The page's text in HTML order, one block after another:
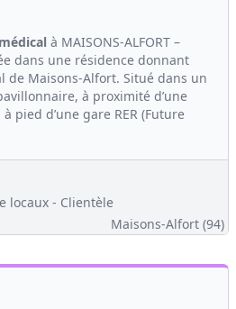
à MAISONS-ALFORT –
dans une résidence donnant
de Maisons-Alfort. Situé dans un
à proximité d’une
pied d’une gare RER (Future
locaux - Clientèle
Maisons-Alfort (94)